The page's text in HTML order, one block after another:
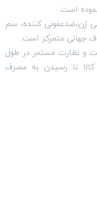
ژن،ضدعفونی کننده، سم
جهانی متمرکز است.
و نظارت مستمر در طول
تا رسيدن به مصرف